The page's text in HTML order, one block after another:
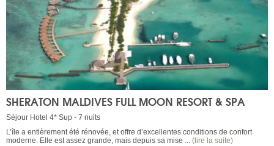
SHERATON MALDIVES FULL MOON RESORT & SPA
Séjour Hotel 4* Sup - 7 nuits
L’île a entièrement été rénovée, et offre d’excellentes conditions de confort
moderne. Elle est assez grande, mais depuis sa mise ... (lire la suite)